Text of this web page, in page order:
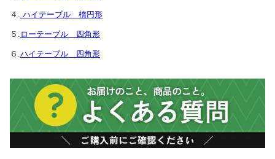
４. ハイテーブル 楕円形
５. ローテーブル 四角形
６.ハイテーブル 四角形